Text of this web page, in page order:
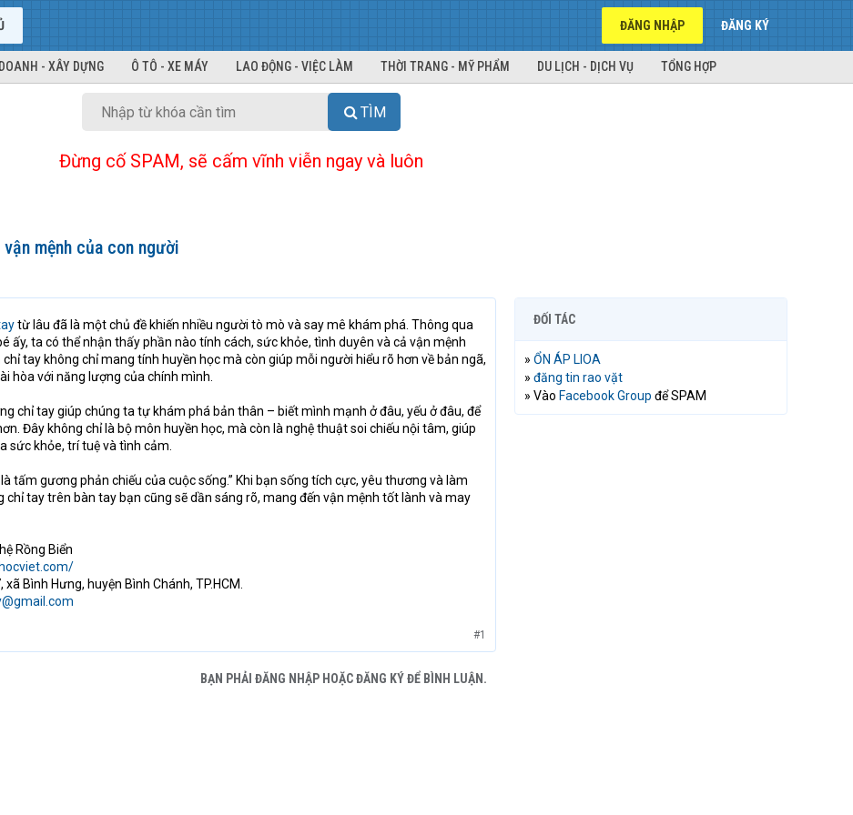
ĐĂNG NHẬP ĐĂNG KÝ
- XÂY DỰNG Ô TÔ - XE MÁY LAO ĐỘNG - VIỆC LÀM THỜI TRANG - MỸ PHẨM DU LỊCH - DỊCH VỤ TỔNG HỢP
TÌM
Đừng cố SPAM, sẽ cấm vĩnh viễn ngay và luôn
mệnh của con người
từ lâu đã là một chủ đề khiến nhiều người tò mò và say mê khám phá. Thông qua
ấy, ta có thể nhận thấy phần nào tính cách, sức khỏe, tình duyên và cả vận mệnh
tay không chỉ mang tính huyền học mà còn giúp mỗi người hiểu rõ hơn về bản ngã,
hòa với năng lượng của chính mình.
chỉ tay giúp chúng ta tự khám phá bản thân – biết mình mạnh ở đâu, yếu ở đâu, để
Đây không chỉ là bộ môn huyền học, mà còn là nghệ thuật soi chiếu nội tâm, giúp
sức khỏe, trí tuệ và tình cảm.
tấm gương phản chiếu của cuộc sống.” Khi bạn sống tích cực, yêu thương và làm
chỉ tay trên bàn tay bạn cũng sẽ dần sáng rõ, mang đến vận mệnh tốt lành và may
Rồng Biển
Bình Hưng, huyện Bình Chánh, TP.HCM.
#1
BẠN PHẢI ĐĂNG NHẬP HOẶC ĐĂNG KÝ ĐỂ BÌNH LUẬN.
ĐỐI TÁC
» ỔN ÁP LIOA
» đăng tin rao vặt
» Vào Facebook Group để SPAM